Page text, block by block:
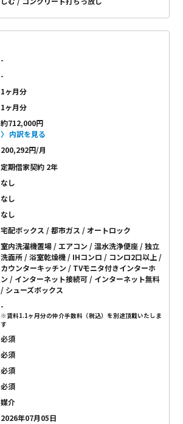
-
-
1ヶ月分
1ヶ月分
約712,000円
内訳を見る
200,292円/月
定期借家契約 2年
なし
なし
なし
宅配ボックス / 都市ガス / オートロック
室内洗濯機置場 / エアコン / 温水洗浄便座 / 独立
洗面所 / 浴室乾燥機 / IHコンロ / コンロ2口以上 /
カウンターキッチン / TVモニタ付きインターホ
ン / インターネット接続可 / インターネット無料
/ シューズボックス
-
※賃料1.1ヶ月分の仲介手数料（税込）を別途頂戴いたしま
す
必須
必須
必須
必須
媒介
2026年07月05日